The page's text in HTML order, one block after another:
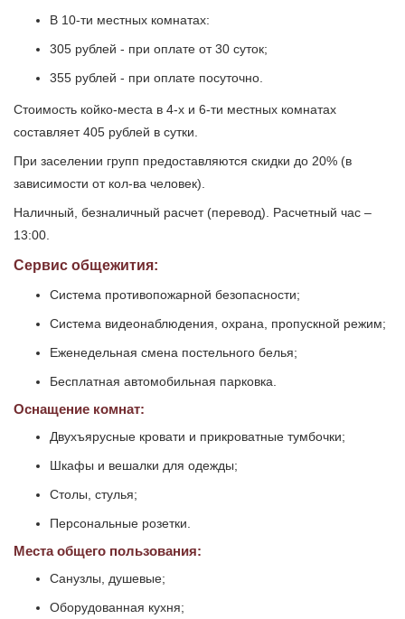
В 10-ти местных комнатах:
305 рублей - при оплате от 30 суток;
355 рублей - при оплате посуточно.
Стоимость койко-места в 4-х и 6-ти местных комнатах
составляет 405 рублей в сутки.
При заселении групп предоставляются скидки до 20% (в
зависимости от кол-ва человек).
Наличный, безналичный расчет (перевод). Расчетный час –
13:00.
Сервис общежития:
Система противопожарной безопасности;
Система видеонаблюдения, охрана, пропускной режим;
Еженедельная смена постельного белья;
Бесплатная автомобильная парковка.
Оснащение комнат:
Двухъярусные кровати и прикроватные тумбочки;
Шкафы и вешалки для одежды;
Столы, стулья;
Персональные розетки.
Места общего пользования:
Санузлы, душевые;
Оборудованная кухня;